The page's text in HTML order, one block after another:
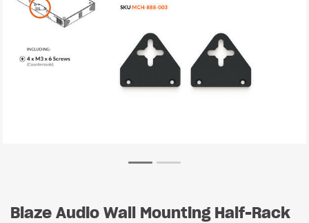
Blaze Audio Wall Mounting Half-Rack